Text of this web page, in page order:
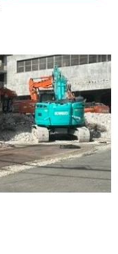
111件
25件
17件
3件
5件